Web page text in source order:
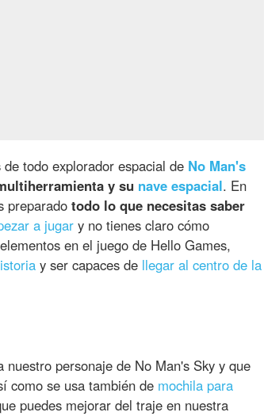
de todo explorador espacial de No Man's
y su nave espacial. En
preparado todo lo que necesitas saber
a jugar y no tienes claro cómo
en el juego de Hello Games,
y ser capaces de llegar al centro de la
nuestro personaje de No Man's Sky y que
como se usa también de mochila para
puedes mejorar del traje en nuestra